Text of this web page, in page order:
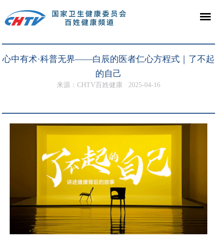
心中有术·科普无界——白辰的医者仁心方程式｜了不起
的自己
来源：CHTV百姓健康 2025-04-16